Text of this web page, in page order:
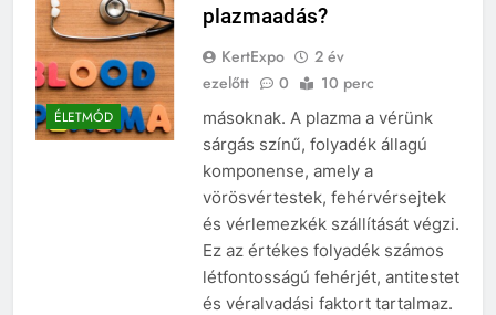
ÉLETMÓD
plazmaadás?
KertExpo
2 év
ezelőtt
0 10 perc
másoknak. A plazma a vérünk
sárgás színű, folyadék állagú
komponense, amely a
vörösvértestek, fehérvérsejtek
és vérlemezkék szállítását végzi.
Ez az értékes folyadék számos
létfontosságú fehérjét, antitestet
és véralvadási faktort tartalmaz.